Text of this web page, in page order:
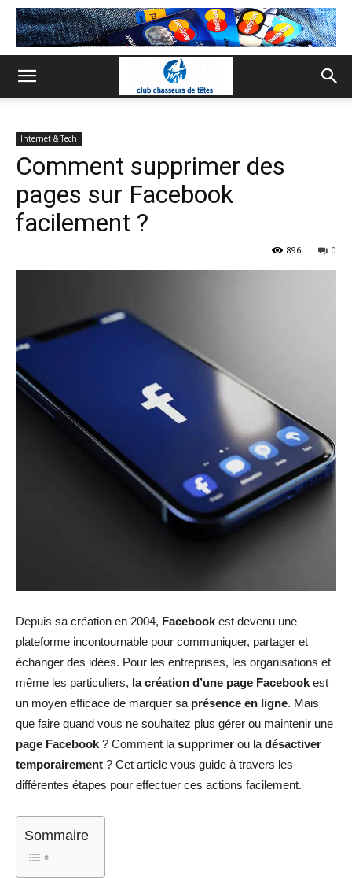
Internet & Tech
Comment supprimer des
pages sur Facebook
facilement ?
0
896
Depuis sa création en 2004, Facebook est devenu une
plateforme incontournable pour communiquer, partager et
échanger des idées. Pour les entreprises, les organisations et
même les particuliers, la création d’une page Facebook est
un moyen efficace de marquer sa présence en ligne. Mais
que faire quand vous ne souhaitez plus gérer ou maintenir une
page Facebook ? Comment la supprimer ou la désactiver
temporairement ? Cet article vous guide à travers les
différentes étapes pour effectuer ces actions facilement.
Sommaire